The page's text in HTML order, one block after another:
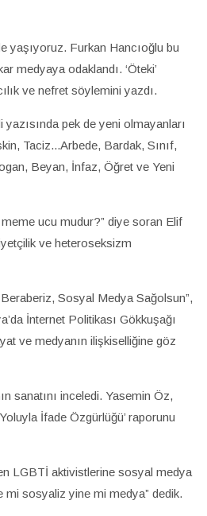
yaşıyoruz. Furkan Hancıoğlu bu
medyaya odaklandı. ‘Öteki’
ve nefret söylemini yazdı.
pek de yeni olmayanları
Taciz...Arbede, Bardak, Sınıf,
Beyan, İnfaz, Öğret ve Yeni
ucu mudur?” diye soran Elif
ve heteroseksizm
Sosyal Medya Sağolsun”,
İnternet Politikası Gökkuşağı
ve medyanın ilişkiselliğine göz
sanatını inceledi. Yasemin Öz,
İfade Özgürlüğü’ raporunu
LGBTİ aktivistlerine sosyal medya
mi sosyaliz yine mi medya” dedik.